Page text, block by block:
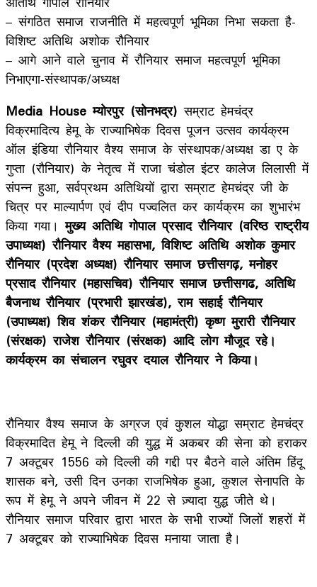
– संगठित समाज राजनीति में महत्वपूर्ण भूमिका निभा सकता है-
विशिष्ट अतिथि अशोक रौनियार
– आगे आने वाले चुनाव में रौनियार समाज महत्वपूर्ण भूमिका
निभाएगा-संस्थापक/अध्यक्ष
Media House म्योरपुर (सोनभद्र) सम्राट हेमचंद्र
विक्रमादित्य हेमू के राज्याभिषेक दिवस पूजन उत्सव कार्यक्रम
ऑल इंडिया रौनियार वैश्य समाज के संस्थापक/अध्यक्ष डा ए के
गुप्ता (रौनियार) के नेतृत्व में राजा चंडोल इंटर कालेज लिलासी में
संपन्न हुआ, सर्वप्रथम अतिथियों द्वारा सम्राट हेमचंद्र जी के
चित्र पर माल्यार्पण एवं दीप पज्वलित कर कार्यक्रम का शुभारंभ
किया गया।मुख्य अतिथि गोपाल प्रसाद रौनियार (वरिष्ठ राष्ट्रीय
उपाध्यक्ष) रौनियार वैश्य महासभा, विशिष्ट अतिथि अशोक कुमार
रौनियार (प्रदेश अध्यक्ष) रौनियार समाज छत्तीसगढ़, मनोहर
प्रसाद रौनियार (महासचिव) रौनियार समाज छत्तीसगढ, अतिथि
बैजनाथ रौनियार (प्रभारी झारखंड), राम सहाई रौनियार
(उपाध्यक्ष) शिव शंकर रौनियार (महामंत्री) कृष्ण मुरारी रौनियार
(संरक्षक) राजेश रौनियार (संरक्षक) आदि लोग मौजूद रहे।
कार्यक्रम का संचालन रघुवर दयाल रौनियार ने किया।
रौनियार वैश्य समाज के अग्रज एवं कुशल योद्धा सम्राट हेमचंद्र
विक्रमादित हेमू ने दिल्ली की युद्ध में अकबर की सेना को हराकर
7 अक्टूबर 1556 को दिल्ली की गद्दी पर बैठने वाले अंतिम हिंदू
शासक बने, उसी दिन उनका राजभिषेक हुआ, कुशल सेनापति के
रूप में हेमू ने अपने जीवन में 22 से ज़्यादा युद्ध जीते थे।
रौनियार समाज परिवार द्वारा भारत के सभी राज्यों जिलों शहरों में
7 अक्टूबर को राज्याभिषेक दिवस मनाया जाता है।